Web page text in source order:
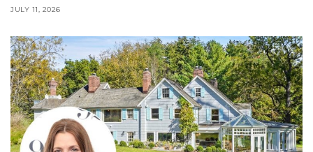
JULY 11, 2026